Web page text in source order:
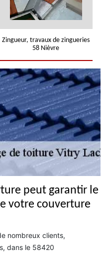
Zingueur, travaux de zingueries
58 Nièvre
peut garantir le
votre couverture
nombreux clients,
dans le 58420